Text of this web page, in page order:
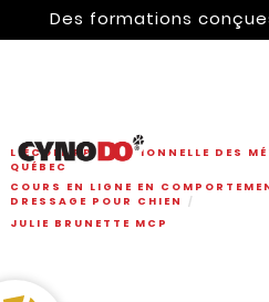
Des formations conçues
L'ÉCOLE PROFESSIONNELLE DES
QUÉBEC
COURS EN LIGNE EN
DRESSAGE POUR CHIEN
JULIE BRUNETTE MCP